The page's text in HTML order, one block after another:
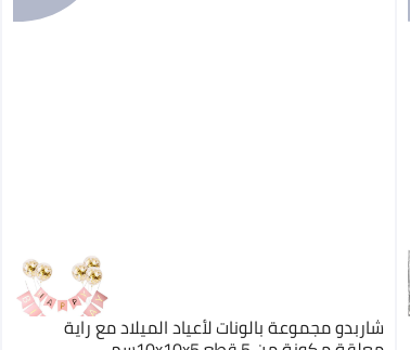
شاربدو مجموعة بالونات لأعياد الميلاد مع راية